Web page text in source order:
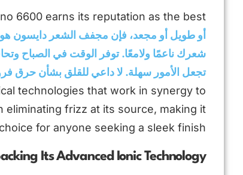
6600 earns its reputation as the best
أو طويل أو مجعد، فإن مجفف الشعر دايسون
شعرك ناعمًا ولامعًا. توفر الوقت في الصباح
تجعل الأمور سهلة. لا داعي للقلق بشأن حرق
technologies that work in synergy to
eliminating frizz at its source, making it
for anyone seeking a sleek finish.
Its Advanced Ionic Technology